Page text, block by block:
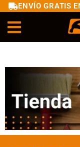
ENVÍO GRATIS